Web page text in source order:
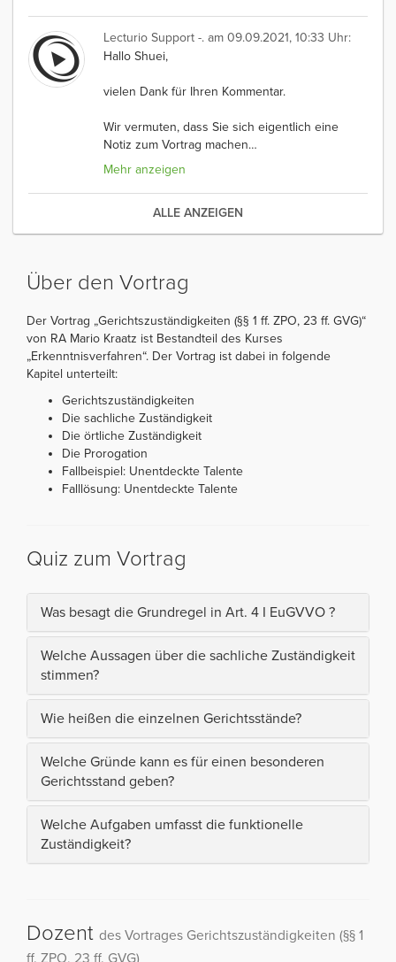
Lecturio Support -. am 09.09.2021, 10:33 Uhr:
Hallo Shuei,
vielen Dank für Ihren Kommentar.
Wir vermuten, dass Sie sich eigentlich eine
Notiz zum Vortrag machen…
Mehr anzeigen
ALLE ANZEIGEN
Über den Vortrag
Der Vortrag „Gerichtszuständigkeiten (§§ 1 ff. ZPO, 23 ff. GVG)“
von RA Mario Kraatz ist Bestandteil des Kurses
„Erkenntnisverfahren“. Der Vortrag ist dabei in folgende
Kapitel unterteilt:
Gerichtszuständigkeiten
Die sachliche Zuständigkeit
Die örtliche Zuständigkeit
Die Prorogation
Fallbeispiel: Unentdeckte Talente
Falllösung: Unentdeckte Talente
Quiz zum Vortrag
Was besagt die Grundregel in Art. 4 I EuGVVO ?
Welche Aussagen über die sachliche Zuständigkeit
stimmen?
Wie heißen die einzelnen Gerichtsstände?
Welche Gründe kann es für einen besonderen
Gerichtsstand geben?
Welche Aufgaben umfasst die funktionelle
Zuständigkeit?
Dozent des Vortrages Gerichtszuständigkeiten (§§ 1
ff. ZPO, 23 ff. GVG)